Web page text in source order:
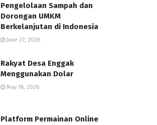
Pengelolaan Sampah dan
Dorongan UMKM
Berkelanjutan di Indonesia
June 27, 2026
Rakyat Desa Enggak
Menggunakan Dolar
May 16, 2026
Platform Permainan Online